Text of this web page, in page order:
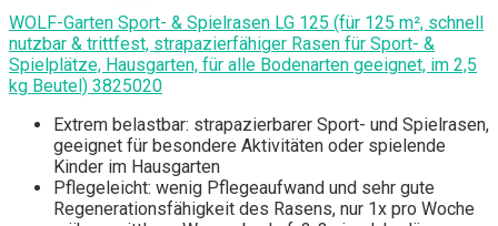
WOLF-Garten Sport- & Spielrasen LG 125 (für 125 m², schnell
nutzbar & trittfest, strapazierfähiger Rasen für Sport- &
Spielplätze, Hausgarten, für alle Bodenarten geeignet, im 2,5
kg Beutel) 3825020
Extrem belastbar: strapazierbarer Sport- und Spielrasen,
geeignet für besondere Aktivitäten oder spielende
Kinder im Hausgarten
Pflegeleicht: wenig Pflegeaufwand und sehr gute
Regenerationsfähigkeit des Rasens, nur 1x pro Woche